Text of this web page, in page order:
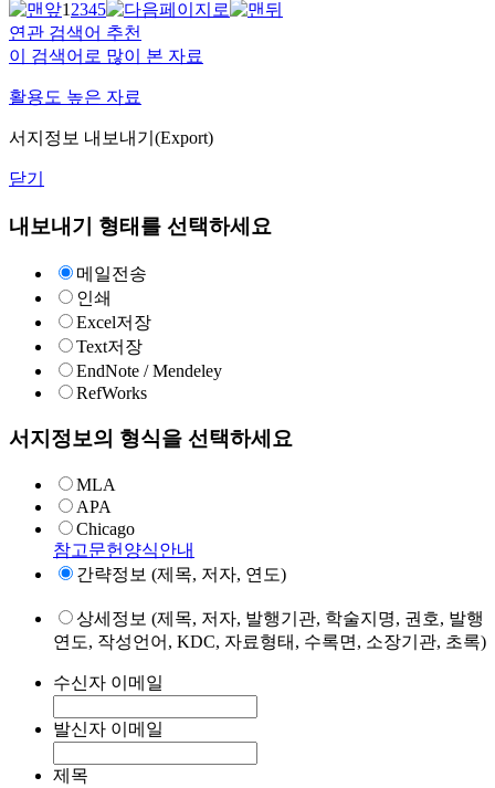
12345
연관 검색어 추천
이 검색어로 많이 본 자료
활용도 높은 자료
서지정보 내보내기(Export)
닫기
내보내기 형태를 선택하세요
메일전송
인쇄
Excel저장
Text저장
EndNote / Mendeley
RefWorks
서지정보의 형식을 선택하세요
MLA
APA
Chicago
참고문헌양식안내
간략정보 (제목, 저자, 연도)
상세정보 (제목, 저자, 발행기관, 학술지명, 권호, 발행
연도, 작성언어, KDC, 자료형태, 수록면, 소장기관, 초록)
수신자 이메일
발신자 이메일
제목